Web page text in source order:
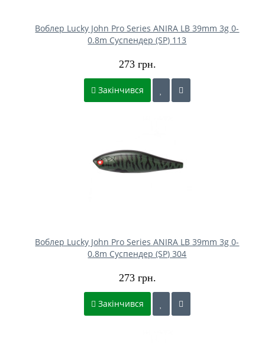
Воблер Lucky John Pro Series ANIRA LB 39mm 3g 0-
0.8m Cуспендер (SP) 113
273 грн.
Закінчився
Воблер Lucky John Pro Series ANIRA LB 39mm 3g 0-
0.8m Cуспендер (SP) 304
273 грн.
Закінчився